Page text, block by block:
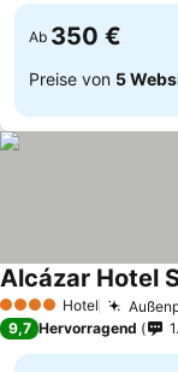
Ab 350 €
Preise von 5
4 Sterne Hotel
Alcázar Hotel
9,7 Hervorragend